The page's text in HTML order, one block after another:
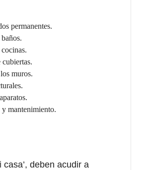
permanentes.
muros.
mantenimiento.
deben acudir a